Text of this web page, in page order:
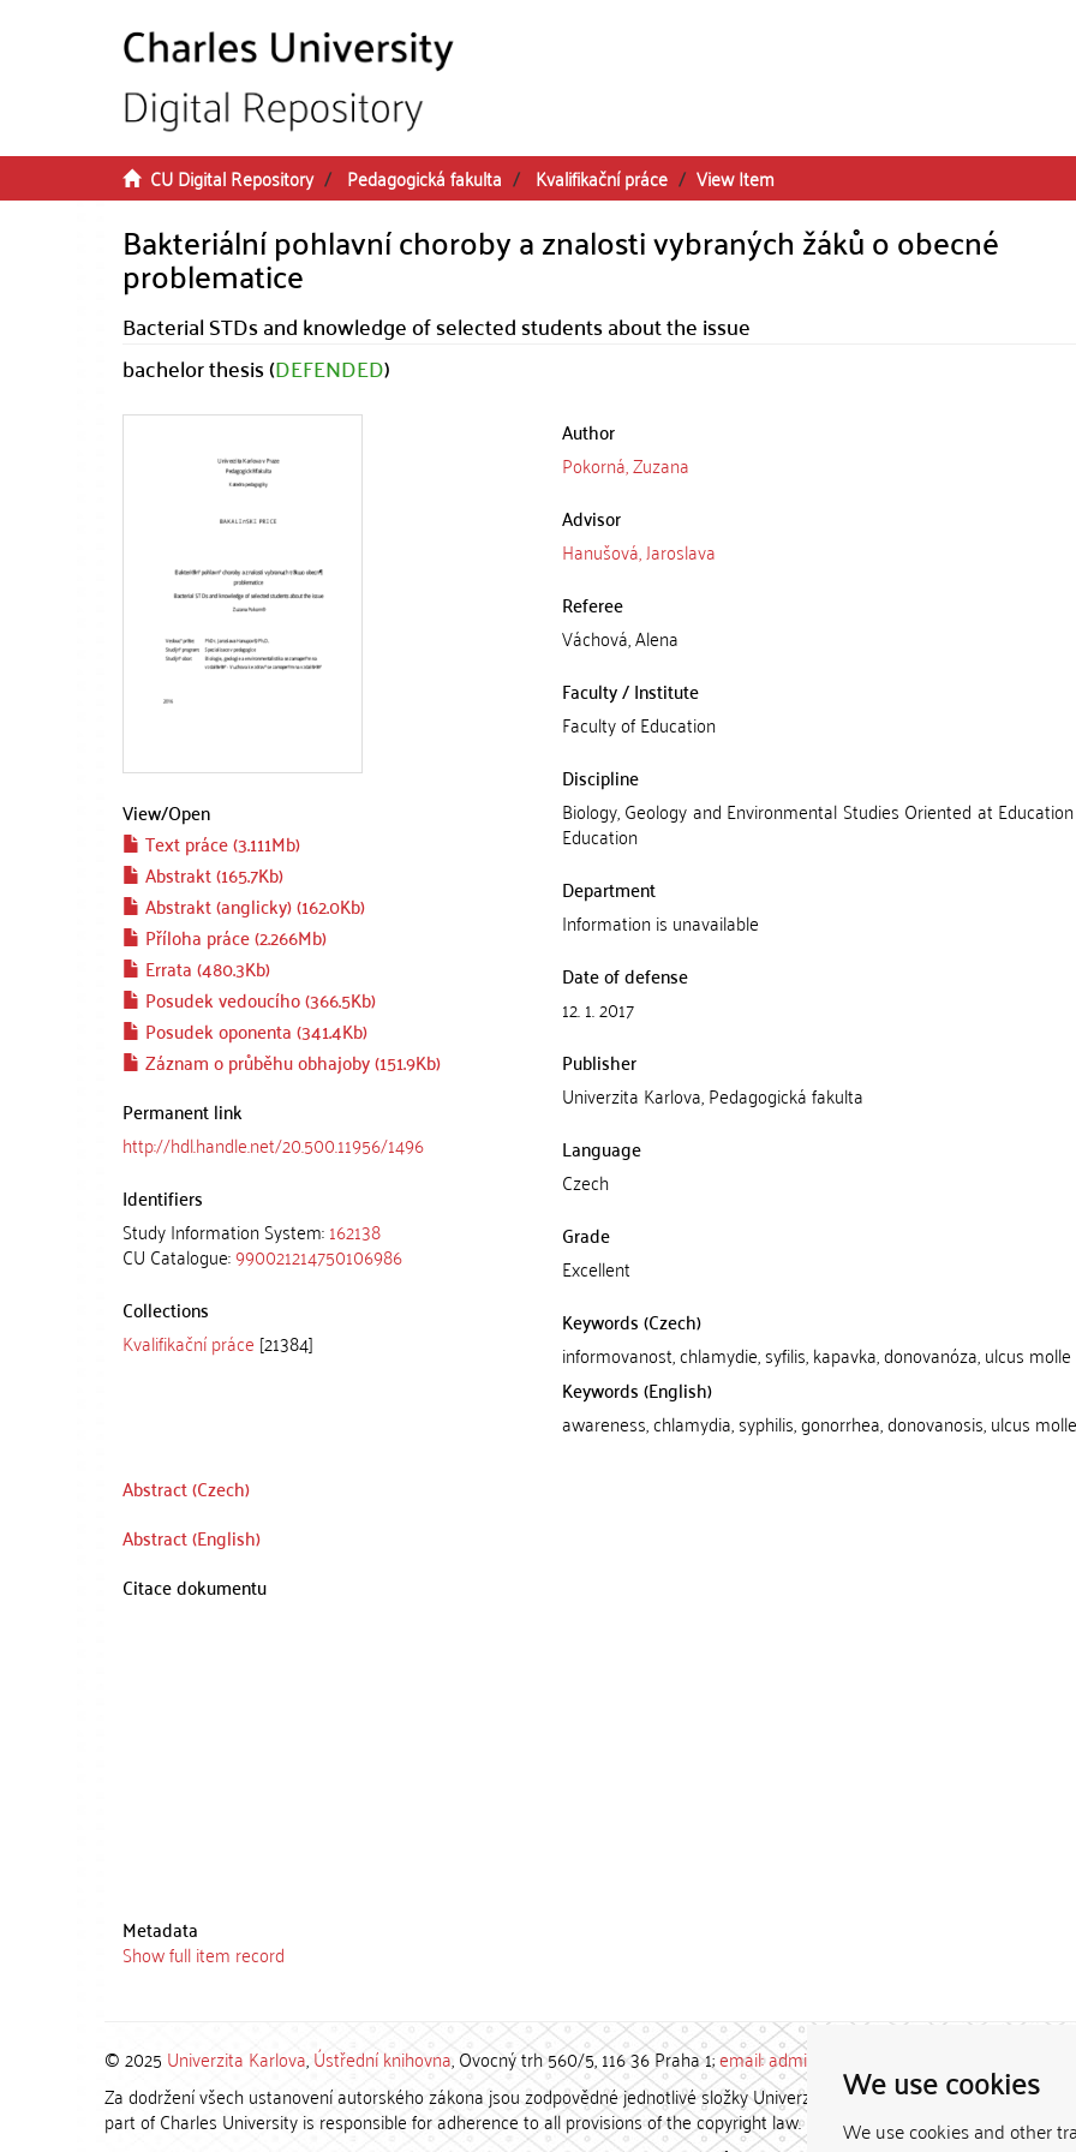
We use cookies
We use cookies and other
CU Digital Repository Pedagogická fakulta Kvalifikační práce View Item
Bakteriální pohlavní choroby a znalosti vybraných žáků o obecné
problematice
Bacterial STDs and knowledge of selected students about the issue
bachelor thesis (DEFENDED)
View/Open
Text práce (3.111Mb)
Abstrakt (165.7Kb)
Abstrakt (anglicky) (162.0Kb)
Příloha práce (2.266Mb)
Errata (480.3Kb)
Posudek vedoucího (366.5Kb)
Posudek oponenta (341.4Kb)
Záznam o průběhu obhajoby (151.9Kb)
Permanent link
http://hdl.handle.net/20.500.11956/1496
Identifiers
Study Information System:162138
CU Catalogue:990021214750106986
Collections
Kvalifikační práce [21384]
Author
Pokorná, Zuzana
Advisor
Hanušová, Jaroslava
Referee
Váchová, Alena
Faculty / Institute
Faculty of Education
Discipline
Biology, Geology and Environmental Studies Oriented at
Education
Department
Information is unavailable
Date of defense
12. 1. 2017
Publisher
Univerzita Karlova, Pedagogická fakulta
Language
Czech
Grade
Excellent
Keywords (Czech)
informovanost, chlamydie, syfilis, kapavka, donovanóza, ulcus molle
Keywords (English)
awareness, chlamydia, syphilis, gonorrhea, donovanosis, ulcus molle
Abstract (Czech)
Abstract (English)
Citace dokumentu
Metadata
Show full item record
© 2025 Univerzita Karlova,Ústřední knihovna, Ovocný trh 560/5, 116 36 Praha 1;email: admin-repozitar [at] cuni.cz
Za dodržení všech ustanovení autorského zákona jsou zodpovědné jednotlivé složky Univerzity Karlovy. / Each constituent
part of Charles University is responsible for adherence to all provisions of the copyright law.